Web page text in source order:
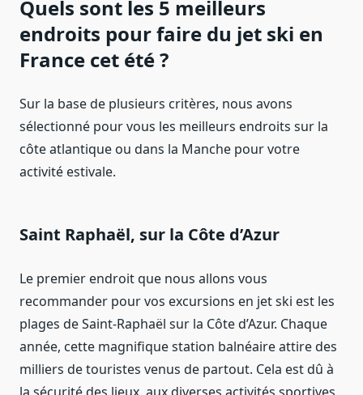
Quels sont les 5 meilleurs
endroits pour faire du jet ski en
France cet été ?
Sur la base de plusieurs critères, nous avons
sélectionné pour vous les meilleurs endroits sur la
côte atlantique ou dans la Manche pour votre
activité estivale.
Saint Raphaël, sur la Côte d’Azur
Le premier endroit que nous allons vous
recommander pour vos excursions en jet ski est les
plages de Saint-Raphaël sur la Côte d’Azur. Chaque
année, cette magnifique station balnéaire attire des
milliers de touristes venus de partout. Cela est dû à
la sécurité des lieux, aux diverses activités sportives